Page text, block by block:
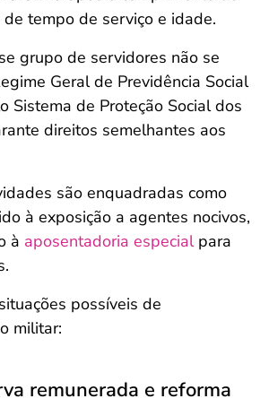
tempo de serviço e idade.
grupo de servidores não se
Geral de Previdência Social
Sistema de Proteção Social dos
direitos semelhantes aos
são enquadradas como
à exposição a agentes nocivos,
à aposentadoria especialpara
possíveis de
militar:
remunerada e reforma